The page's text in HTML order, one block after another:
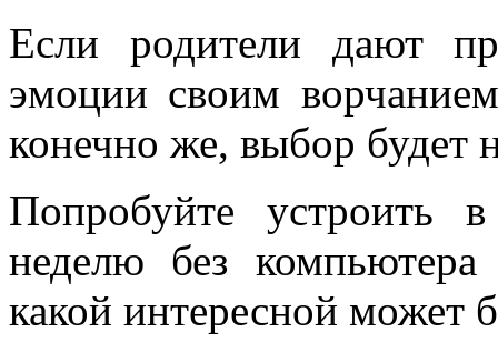
Если родители дают
эмоции своим
конечно же, выбор будет
Попробуйте устроить
неделю без
какой интересной может